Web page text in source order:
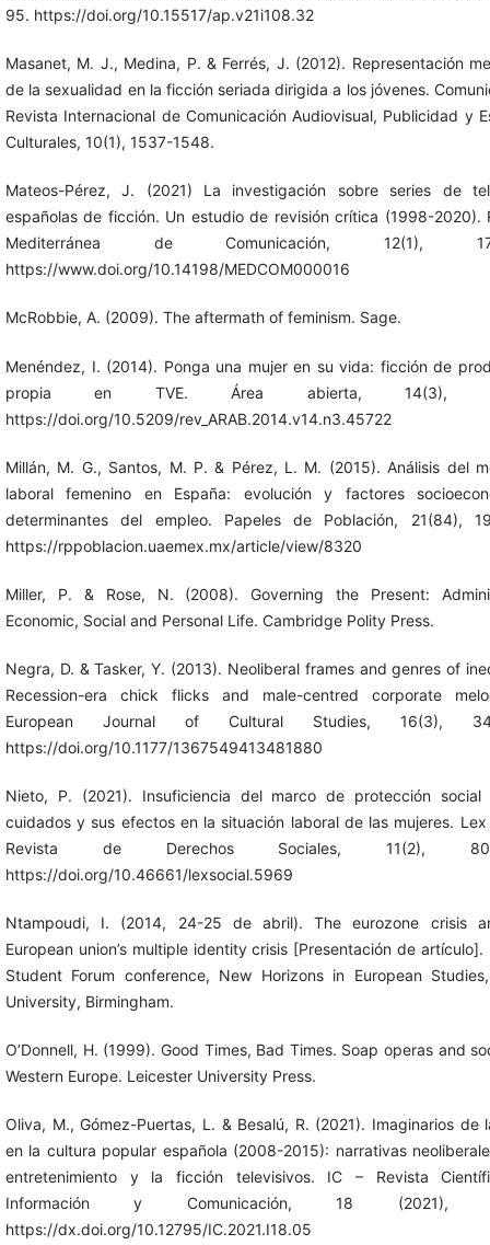
95. https://doi.org/10.15517/ap.v21i108.32
Masanet, M. J., Medina, P. & Ferrés, J. (2012). Representación
de la sexualidad en la ficción seriada dirigida a los jóvenes.
Revista Internacional de Comunicación Audiovisual, Publicidad y
Culturales, 10(1), 1537-1548.
Mateos-Pérez, J. (2021) La investigación sobre series de
españolas de ficción. Un estudio de revisión crítica (1998-2020).
Mediterránea de Comunicación, 12(1),
https://www.doi.org/10.14198/MEDCOM000016
McRobbie, A. (2009). The aftermath of feminism. Sage.
Menéndez, I. (2014). Ponga una mujer en su vida: ficción de
propia en TVE. Área abierta, 14(3),
https://doi.org/10.5209/rev_ARAB.2014.v14.n3.45722
Millán, M. G., Santos, M. P. & Pérez, L. M. (2015). Análisis del
laboral femenino en España: evolución y factores
determinantes del empleo. Papeles de Población, 21(84),
https://rppoblacion.uaemex.mx/article/view/8320
Miller, P. & Rose, N. (2008). Governing the Present:
Economic, Social and Personal Life. Cambridge Polity Press.
Negra, D. & Tasker, Y. (2013). Neoliberal frames and genres of
Recession-era chick flicks and male-centred corporate
European Journal of Cultural Studies, 16(3),
https://doi.org/10.1177/1367549413481880
Nieto, P. (2021). Insuficiencia del marco de protección
cuidados y sus efectos en la situación laboral de las mujeres. Lex
Revista de Derechos Sociales, 11(2),
https://doi.org/10.46661/lexsocial.5969
Ntampoudi, I. (2014, 24-25 de abril). The eurozone crisis
European union’s multiple identity crisis [Presentación de artículo].
Student Forum conference, New Horizons in European
University, Birmingham.
O’Donnell, H. (1999). Good Times, Bad Times. Soap operas and
Western Europe. Leicester University Press.
Oliva, M., Gómez-Puertas, L. & Besalú, R. (2021). Imaginarios de
en la cultura popular española (2008-2015): narrativas
entretenimiento y la ficción televisivos. IC – Revista
Información y Comunicación, 18 (2021),
https://dx.doi.org/10.12795/IC.2021.I18.05